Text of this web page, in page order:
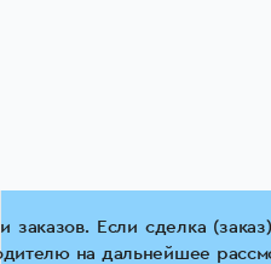
заказов. Если сделка
на дальнейшее